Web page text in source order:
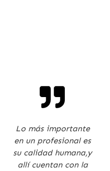
Lo más importante
en un profesional es
su calidad humana,y
allí cuentan con la